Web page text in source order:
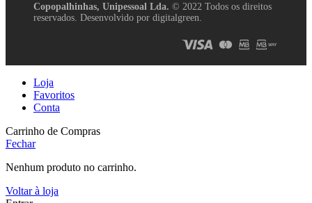
Copopalhinhas, Unipessoal Lda. © 2022 Todos os direitos
reservados. Desenvolvido por digitalgreen.
Loja
Favoritos
Conta
Carrinho de Compras
Fechar
Nenhum produto no carrinho.
Voltar à loja